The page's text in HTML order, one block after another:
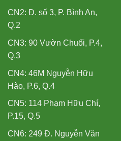
CN2: Đ. số 3, P. Bình An,
Q.2
CN3: 90 Vườn Chuối, P.4,
Q.3
CN4: 46M Nguyễn Hữu
Hào, P.6, Q.4
CN5: 114 Phạm Hữu Chí,
P.15, Q.5
CN6: 249 Đ. Nguyễn Văn